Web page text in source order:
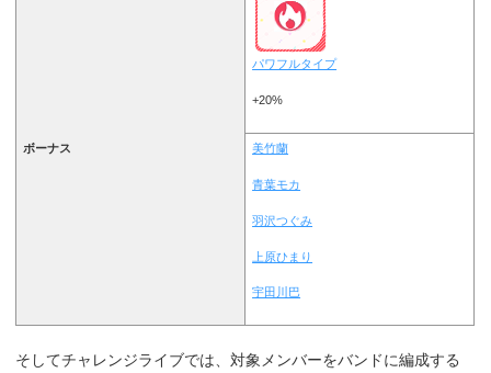
ボーナス
パワフルタイプ
+20%
美竹蘭
青葉モカ
羽沢つぐみ
上原ひまり
宇田川巴
そしてチャレンジライブでは、対象メンバーをバンドに編成する